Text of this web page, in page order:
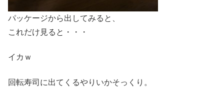
パッケージから出してみると、
これだけ見ると・・・
イカｗ
回転寿司に出てくるやりいかそっくり。